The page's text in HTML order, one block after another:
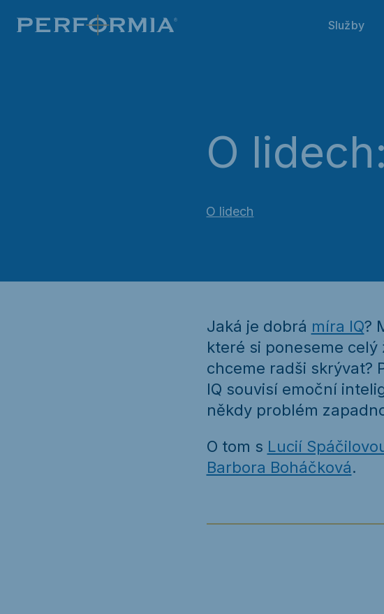
Služby
O
O lidech
Jaká je dobrá míra IQ?
které si poneseme
chceme radši skrývat?
IQ souvisí emoční
někdy problém
O tom s Lucií
Barbora Boháčková.